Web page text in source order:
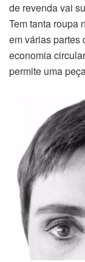
de revenda vai
Tem tanta roupa
em várias partes
economia
permite uma